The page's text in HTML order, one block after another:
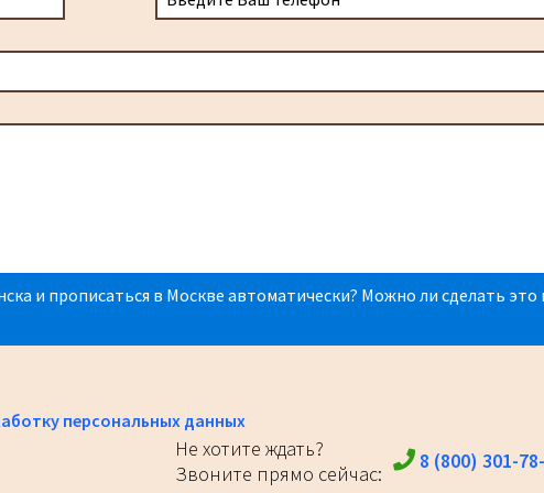
и прописаться в Москве автоматически? Можно ли сделать это
персональных данных
Не хотите ждать?
Звоните прямо сейчас:
8 (800) 301-